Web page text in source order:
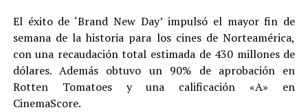
El éxito de ‘Brand New Day’ impulsó el mayor fin de
semana de la historia para los cines de Norteamérica,
con una recaudación total estimada de 430 millones de
dólares. Además obtuvo un 90% de aprobación en
Rotten Tomatoes y una calificación «A» en
CinemaScore.